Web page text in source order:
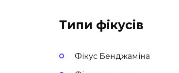
Типи фікусів
Фікус Бенджаміна